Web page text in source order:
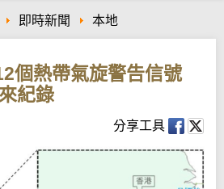
即時新聞 本地
個熱帶氣旋警告信號
紀錄
分享工具